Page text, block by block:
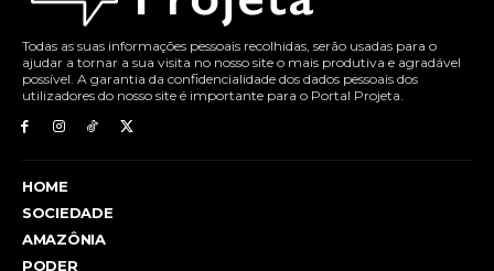
Todas as suas informações pessoais recolhidas, serão usadas para o
ajudar a tornar a sua visita no nosso site o mais produtiva e agradável
possível. A garantia da confidencialidade dos dados pessoais dos
utilizadores do nosso site é importante para o Portal Projeta.
HOME
SOCIEDADE
AMAZÔNIA
PODER